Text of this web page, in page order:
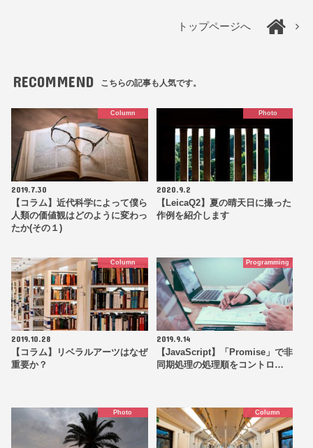
トップページへ
RECOMMEND こちらの記事も人気です。
Column
2019.7.30
【コラム】近代科学によって僕ら
人類の価値観はどのように変わっ
たか(その１)
Photo
2020.9.2
【LeicaQ2】夏の晴天日に撮った
作例を紹介します
Column
2019.10.28
【コラム】リベラルアーツはなぜ
重要か？
Programming
2019.9.14
【JavaScript】「Promise」で非
同期処理の処理順をコントロ…
Photo Column